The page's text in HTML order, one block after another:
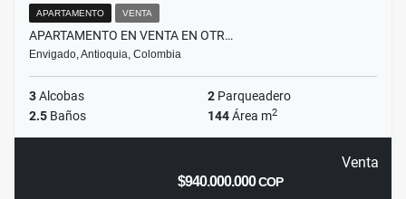
APARTAMENTO VENTA
APARTAMENTO EN VENTA EN OTR…
Envigado, Antioquia, Colombia
3Alcobas 2 Parqueadero
2.5 Baños 144Área m2
Venta
$940.000.000COP